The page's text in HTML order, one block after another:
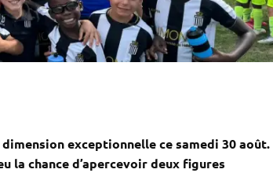
exceptionnelle ce samedi 30 août.
la chance d’apercevoir deux figures